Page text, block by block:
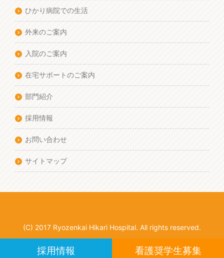
採用情報 看護奨学生募集
ひかり病院での生活
外来のご案内
入院のご案内
在宅サポートのご案内
部門紹介
採用情報
お問い合わせ
サイトマップ
(C) 2017 Ryozenkai Hikari Hospital. All rights reserved.